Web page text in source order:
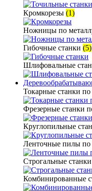
Кромкорезы (1)
Ножницы по
Гибочные станки (5)
Шлифовальные
Токарные станки по
Фрезерные станки
Круглопильные
Ленточные пилы по
Строгальные станки
Комбинированные